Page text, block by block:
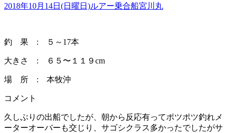
2018年10月14日(日曜日)ルアー乗合船宮川丸
釣 果 : ５～17本
大きさ : ６５〜１１９cm
場 所 : 本牧沖
コメント
久しぶりの出船でしたが、朝から反応有ってポツポツ釣れメ
ーターオーバーも交じり、サゴシクラス多かったでしたがサ